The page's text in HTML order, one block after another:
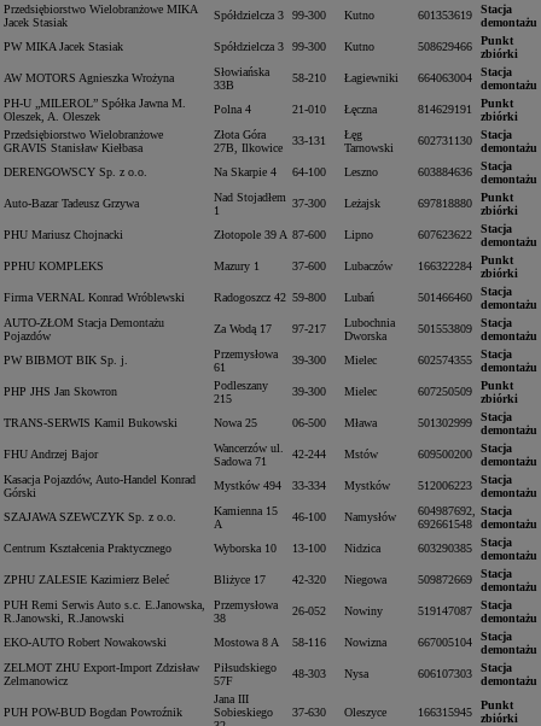
Przedsiębiorstwo Wielobranżowe MIKA
Jacek Stasiak
Spółdzielcza 3 99-300 Kutno 601353619
Stacja
demontażu
PW MIKA Jacek Stasiak
Spółdzielcza 3 99-300 Kutno 508629466
Punkt
zbiórki
AW MOTORS Agnieszka Wrożyna
Słowiańska
33B
58-210 Łagiewniki 664063004
Stacja
demontażu
PH-U „MILEROL” Spółka Jawna M.
Oleszek, A. Oleszek
Polna 4 21-010 Łęczna 814629191
Punkt
zbiórki
Przedsiębiorstwo Wielobranżowe
GRAVIS Stanisław Kiełbasa
Złota Góra
27B, Ilkowice
33-131
Łęg
Tarnowski
602731130
Stacja
demontażu
DERENGOWSCY Sp. z o.o.
Na Skarpie 4 64-100 Leszno 603884636
Stacja
demontażu
Auto-Bazar Tadeusz Grzywa
Nad Stojadłem
1
37-300 Leżajsk 697818880
Punkt
zbiórki
PHU Mariusz Chojnacki
Złotopole 39 A 87-600 Lipno 607623622
Stacja
demontażu
PPHU KOMPLEKS
Mazury 1 37-600 Lubaczów 166322284
Punkt
zbiórki
Firma VERNAL Konrad Wróblewski
Radogoszcz 42 59-800 Lubań 501466460
Stacja
demontażu
AUTO-ZŁOM Stacja Demontażu
Pojazdów
Za Wodą 17 97-217
Lubochnia
Dworska
501553809
Stacja
demontażu
PW BIBMOT BIK Sp. j.
Przemysłowa
61
39-300 Mielec 602574355
Stacja
demontażu
PHP JHS Jan Skowron
Podleszany
215
39-300 Mielec 607250509
Punkt
zbiórki
TRANS-SERWIS Kamil Bukowski
Nowa 25 06-500 Mława 501302999
Stacja
demontażu
FHU Andrzej Bajor
Wancerzów ul.
Sadowa 71
42-244 Mstów 609500200
Stacja
demontażu
Kasacja Pojazdów, Auto-Handel Konrad
Górski
Mystków 494 33-334 Mystków 512006223
Stacja
demontażu
SZAJAWA SZEWCZYK Sp. z o.o.
Kamienna 15
A
46-100 Namysłów
604987692,
692661548
Stacja
demontażu
Centrum Kształcenia Praktycznego
Wyborska 10 13-100 Nidzica 603290385
Stacja
demontażu
ZPHU ZALESIE Kazimierz Beleć
Bliżyce 17 42-320 Niegowa 509872669
Stacja
demontażu
PUH Remi Serwis Auto s.c. E.Janowska,
R.Janowski, R.Janowski
Przemysłowa
38
26-052 Nowiny 519147087
Stacja
demontażu
EKO-AUTO Robert Nowakowski
Mostowa 8 A 58-116 Nowizna 667005104
Stacja
demontażu
ZELMOT ZHU Export-Import Zdzisław
Zelmanowicz
Piłsudskiego
57F
48-303 Nysa 606107303
Stacja
demontażu
PUH POW-BUD Bogdan Powroźnik
Jana III
Sobieskiego
37-630 Oleszyce 166315945
Punkt
zbiórki